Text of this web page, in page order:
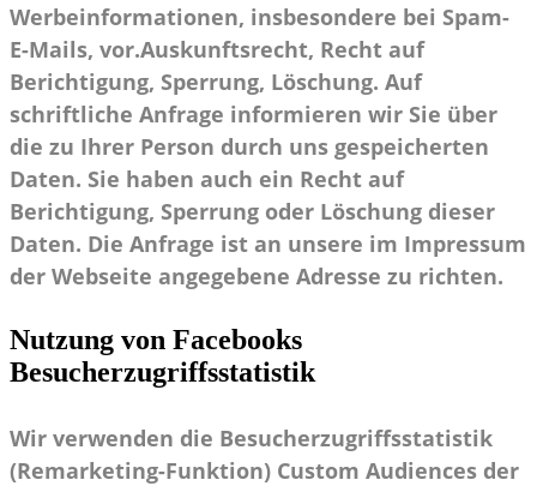
Werbeinformationen, insbesondere bei Spam-
E-Mails, vor.Auskunftsrecht, Recht auf
Berichtigung, Sperrung, Löschung. Auf
schriftliche Anfrage informieren wir Sie über
die zu Ihrer Person durch uns gespeicherten
Daten. Sie haben auch ein Recht auf
Berichtigung, Sperrung oder Löschung dieser
Daten. Die Anfrage ist an unsere im Impressum
der Webseite angegebene Adresse zu richten.
Nutzung von Facebooks
Besucherzugriffsstatistik
Wir verwenden die Besucherzugriffsstatistik
(Remarketing-Funktion) Custom Audiences der